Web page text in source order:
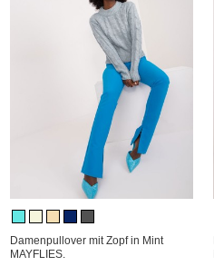
Damenpullover mit Zopf in Mint
MAYFLIES.